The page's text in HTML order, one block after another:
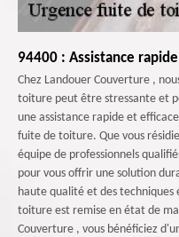
94400 : Assistance
Chez Landouer Couverture ,
toiture peut être stressante et
une assistance rapide et
fuite de toiture. Que vous
équipe de professionnels
pour vous offrir une solution
haute qualité et des
toiture est remise en état de
Couverture , vous bénéficiez